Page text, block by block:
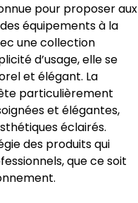
pour proposer aux
équipements à la
une collection
d’usage, elle se
et élégant. La
particulièrement
et élégantes,
éclairés.
des produits qui
que ce soit